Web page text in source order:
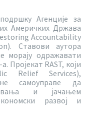
Агенције за
Америчких Држава
Accountability
Ставови аутора
морају одражавати
Пројекат RAST, који
Relief Services),
самоуправе да
и јачањем
развој и